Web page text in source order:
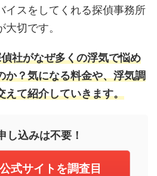
イスをしてくれる探偵事務所
切です。
社がなぜ多くの浮気で悩め
か？気になる料金や、浮気調
えて紹介していきます。
し込みは不要！
式サイトを調査目